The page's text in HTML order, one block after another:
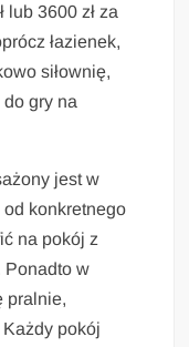
lub 3600 zł za
łazienek,
siłownię,
gry na
jest w
konkretnego
na pokój z
Ponadto w
pralnie,
pokój